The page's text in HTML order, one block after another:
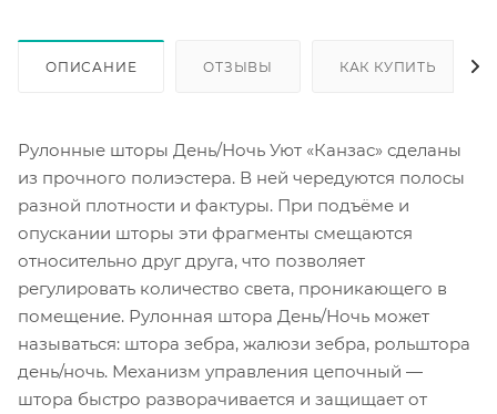
ОПИСАНИЕ ОТЗЫВЫ КАК КУПИТЬ
Рулонные шторы День/Ночь Уют «Канзас» сделаны
из прочного полиэстера. В ней чередуются полосы
разной плотности и фактуры. При подъёме и
опускании шторы эти фрагменты смещаются
относительно друг друга, что позволяет
регулировать количество света, проникающего в
помещение. Рулонная штора День/Ночь может
называться: штора зебра, жалюзи зебра, рольштора
день/ночь. Механизм управления цепочный —
штора быстро разворачивается и защищает от